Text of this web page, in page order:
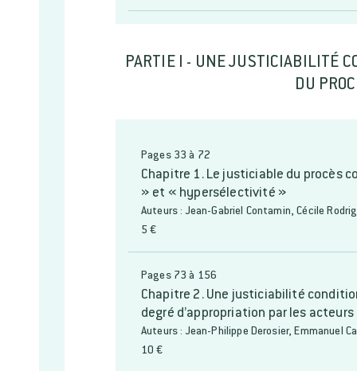
PARTIE I - UNE JUSTICIABILITÉ
DU
Pages 33 à 72
Chapitre 1. Le justiciable du procès
» et « hypersélectivité »
Auteurs : Jean-Gabriel Contamin, Cécile
5 €
Pages 73 à 156
Chapitre 2. Une justiciabilité
degré d’appropriation par les
Auteurs : Jean-Philippe Derosier, Emmanuel
10 €